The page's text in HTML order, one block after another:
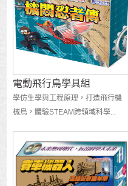
電動飛行鳥學具組
學仿生學與工程原理，打造飛行機
械鳥，體驗STEAM跨領域科學...